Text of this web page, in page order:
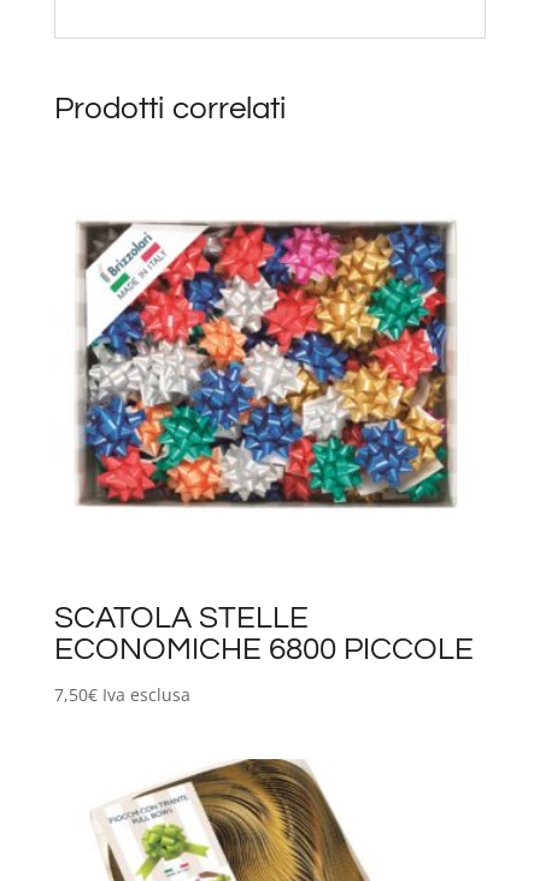
Prodotti correlati
SCATOLA STELLE
ECONOMICHE 6800 PICCOLE
7,50€ Iva esclusa